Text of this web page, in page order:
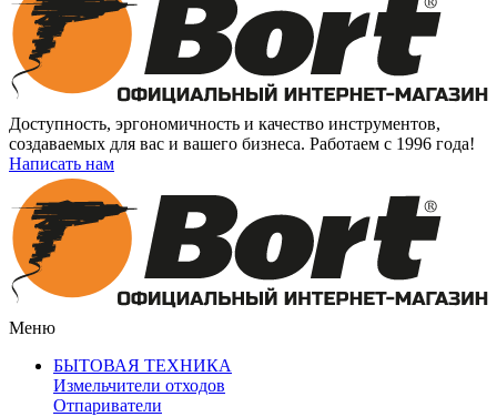
Доступность, эргономичность и качество инструментов,
создаваемых для вас и вашего бизнеса. Работаем с 1996 года!
Написать нам
Меню
БЫТОВАЯ ТЕХНИКА
Измельчители отходов
Отпариватели